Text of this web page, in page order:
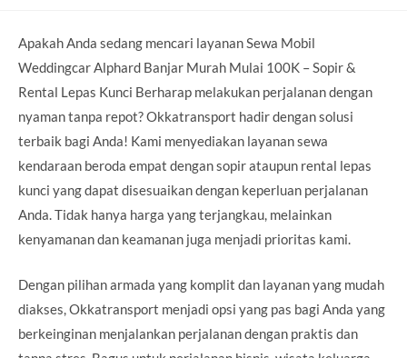
Apakah Anda sedang mencari layanan Sewa Mobil
Weddingcar Alphard Banjar Murah Mulai 100K – Sopir &
Rental Lepas Kunci Berharap melakukan perjalanan dengan
nyaman tanpa repot? Okkatransport hadir dengan solusi
terbaik bagi Anda! Kami menyediakan layanan sewa
kendaraan beroda empat dengan sopir ataupun rental lepas
kunci yang dapat disesuaikan dengan keperluan perjalanan
Anda. Tidak hanya harga yang terjangkau, melainkan
kenyamanan dan keamanan juga menjadi prioritas kami.
Dengan pilihan armada yang komplit dan layanan yang mudah
diakses, Okkatransport menjadi opsi yang pas bagi Anda yang
berkeinginan menjalankan perjalanan dengan praktis dan